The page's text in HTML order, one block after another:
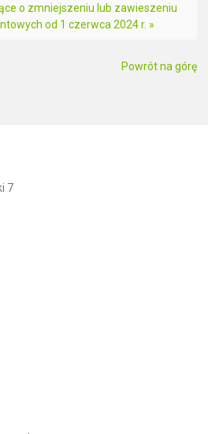
o zmniejszeniu lub zawieszeniu
od 1 czerwca 2024 r. »
Powrót na górę
7